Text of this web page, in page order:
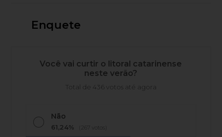
Enquete
Você vai curtir o litoral catarinense
neste verão?
Total de 436 votos até agora
Não
61,24% (267 votos)